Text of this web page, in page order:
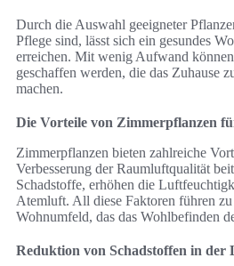
Durch die Auswahl geeigneter
Pflege sind, lässt sich ein gesundes
erreichen. Mit wenig Aufwand
geschaffen werden, die das Zuhause
machen.
Die Vorteile von Zimmerpflanzen
Zimmerpflanzen bieten zahlreiche
Verbesserung der Raumluftqualität
Schadstoffe, erhöhen die
Atemluft. All diese Faktoren führen zu
Wohnumfeld, das das Wohlbefinden
Reduktion von Schadstoffen in der